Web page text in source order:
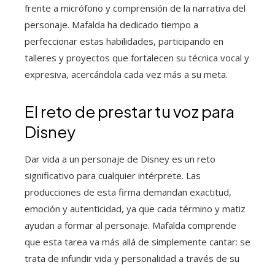
frente a micrófono y comprensión de la narrativa del
personaje. Mafalda ha dedicado tiempo a
perfeccionar estas habilidades, participando en
talleres y proyectos que fortalecen su técnica vocal y
expresiva, acercándola cada vez más a su meta.
El reto de prestar tu voz para
Disney
Dar vida a un personaje de Disney es un reto
significativo para cualquier intérprete. Las
producciones de esta firma demandan exactitud,
emoción y autenticidad, ya que cada término y matiz
ayudan a formar al personaje. Mafalda comprende
que esta tarea va más allá de simplemente cantar: se
trata de infundir vida y personalidad a través de su